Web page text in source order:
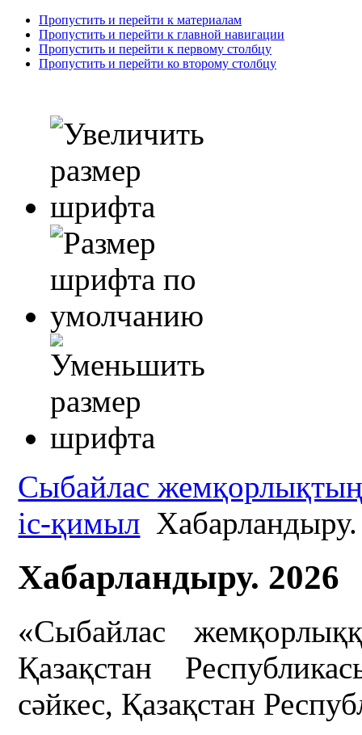
Пропустить и перейти к материалам
Пропустить и перейти к главной навигации
Пропустить и перейти к первому столбцу
Пропустить и перейти ко второму столбцу
Сыбайлас
іс-қимыл
Хабарландыру. 2026
«Сыбайлас
Қазақстан
сәйкес, Қазақстан